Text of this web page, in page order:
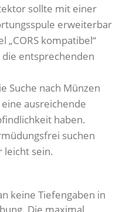
sollte mit einer
erweiterbar
„CORS kompatibel“
entsprechenden
Suche nach Münzen
ausreichende
haben.
suchen
leicht sein.
keine Tiefengaben in